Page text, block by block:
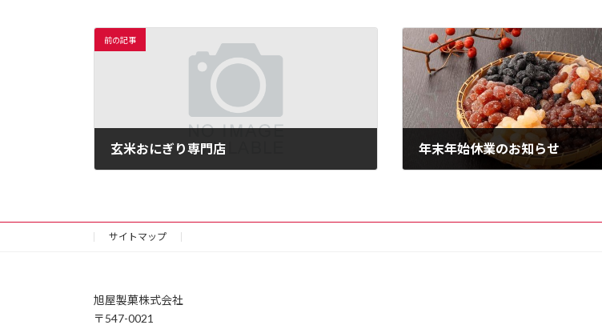
前の記事
玄米おにぎり専門店 年末年始休業のお知らせ
サイトマップ
旭屋製菓株式会社
〒547-0021